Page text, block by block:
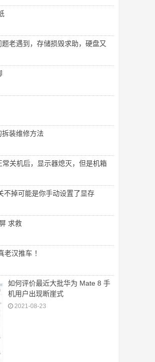
老遇到，存储损毁求助，硬盘又
装维修方法
常关机后，显示器熄灭，但是机箱
不掉可能是你手动设置了显存
求救
老汉推车 ！
如何评价最近大批华为 Mate 8 手
机用户出现断崖式
2021-08-23